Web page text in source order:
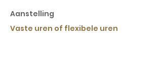
Aanstelling
Vaste uren of flexibele uren